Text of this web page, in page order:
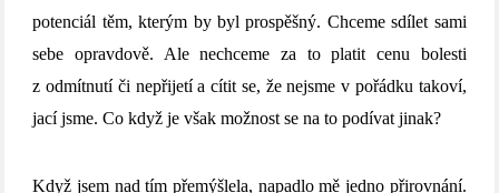
potenciál těm, kterým by byl prospěšný. Chceme sdílet sami
sebe opravdově. Ale nechceme za to platit cenu bolesti
z odmítnutí či nepřijetí a cítit se, že nejsme v pořádku takoví,
jací jsme. Co když je však možnost se na to podívat jinak?
Když jsem nad tím přemýšlela, napadlo mě jedno přirovnání.